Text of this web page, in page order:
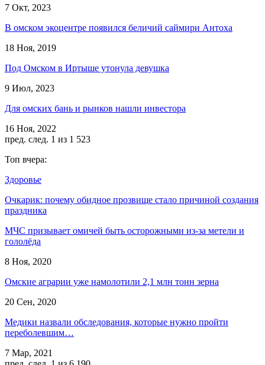
7 Окт, 2023
В омском экоцентре появился беличий саймири Антоха
18 Ноя, 2019
Под Омском в Иртыше утонула девушка
9 Июл, 2023
Для омских бань и рынков нашли инвестора
16 Ноя, 2022
пред. след. 1 из 1 523
Топ вчера:
Здоровье
Очкарик: почему обидное прозвище стало причиной создания
праздника
МЧС призывает омичей быть осторожными из-за метели и
гололёда
8 Ноя, 2020
Омские аграрии уже намолотили 2,1 млн тонн зерна
20 Сен, 2020
Медики назвали обследования, которые нужно пройти
переболевшим…
7 Мар, 2021